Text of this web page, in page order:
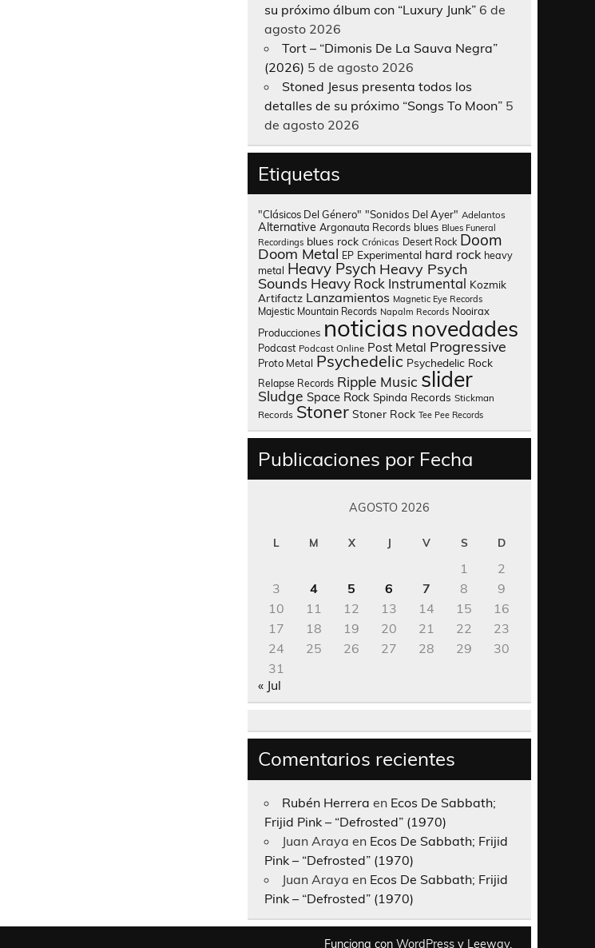
su próximo álbum con “Luxury Junk” 6 de
agosto 2026
Tort – “Dimonis De La Sauva Negra”
(2026) 5 de agosto 2026
Stoned Jesus presenta todos los
detalles de su próximo “Songs To Moon” 5
de agosto 2026
Etiquetas
"Clásicos Del Género" "Sonidos Del Ayer" Adelantos
Alternative Argonauta Records blues Blues Funeral
Recordings blues rock Crónicas Desert Rock Doom
Doom Metal EP Experimental hard rock heavy
metal Heavy Psych Heavy Psych
Sounds Heavy Rock Instrumental Kozmik
Artifactz Lanzamientos Magnetic Eye Records
Majestic Mountain Records Napalm Records Nooirax
Producciones noticias novedades
Podcast Podcast Online Post Metal Progressive
Proto Metal Psychedelic Psychedelic Rock
Relapse Records Ripple Music slider
Sludge Space Rock Spinda Records Stickman
Records Stoner Stoner Rock Tee Pee Records
Publicaciones por Fecha
AGOSTO 2026
L M X J V S D
1
2
3
4 5 6 7 8
9
10
11 12 13 14 15
16
17
18 19 20 21 22
23
24
25 26 27 28 29
30
31
« Jul
Comentarios recientes
Rubén Herrera en Ecos De Sabbath;
Frijid Pink – “Defrosted” (1970)
Juan Araya en Ecos De Sabbath; Frijid
Pink – “Defrosted” (1970)
Juan Araya en Ecos De Sabbath; Frijid
Pink – “Defrosted” (1970)
Funciona con WordPress y Leeway.